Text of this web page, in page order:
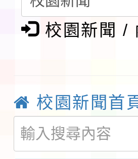
月29日中正
「抗生素聰
會
地景藝術節
115年8月
桃園市孔廟
「2026桃
校園新聞 /
校園新聞首